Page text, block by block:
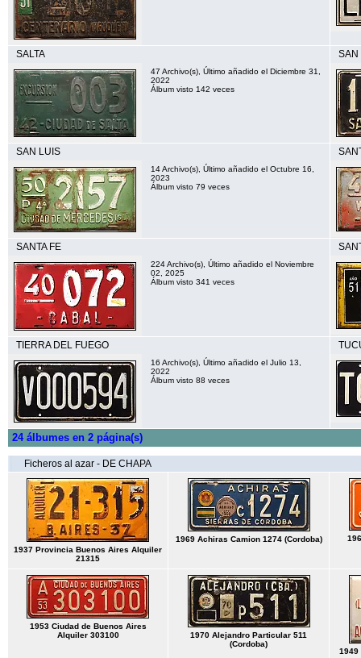
SALTA
47 Archivo(s), Último añadido el Diciembre 31,
2022
Álbum visto 142 veces
SAN
SAN LUIS
14 Archivo(s), Último añadido el Octubre 16,
2023
Álbum visto 79 veces
SANTA FE
224 Archivo(s), Último añadido el Noviembre
02, 2025
Álbum visto 341 veces
TIERRA DEL FUEGO
16 Archivo(s), Último añadido el Julio 13,
2022
Álbum visto 88 veces
24 álbumes en 2 página(s)
Ficheros al azar - DE CHAPA
1937 Provincia Buenos Aires Alquiler
21315
1969 Achiras Camion 1274 (Cordoba)
1953 Ciudad de Buenos Aires
Alquiler 303100
1970 Alejandro Particular 511
(Cordoba)
1949